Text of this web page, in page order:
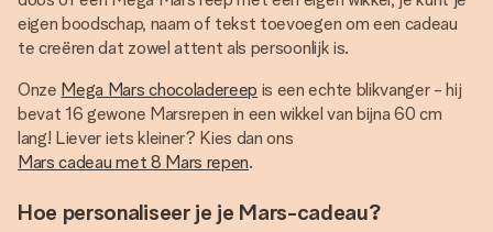
eigen boodschap, naam of tekst toevoegen om een cadeau
te creëren dat zowel attent als persoonlijk is.
Onze Mega Mars chocoladereep is een echte blikvanger - hij
bevat 16 gewone Marsrepen in een wikkel van bijna 60 cm
lang! Liever iets kleiner? Kies dan ons
Mars cadeau met 8 Mars repen.
Hoe personaliseer je je Mars-cadeau?